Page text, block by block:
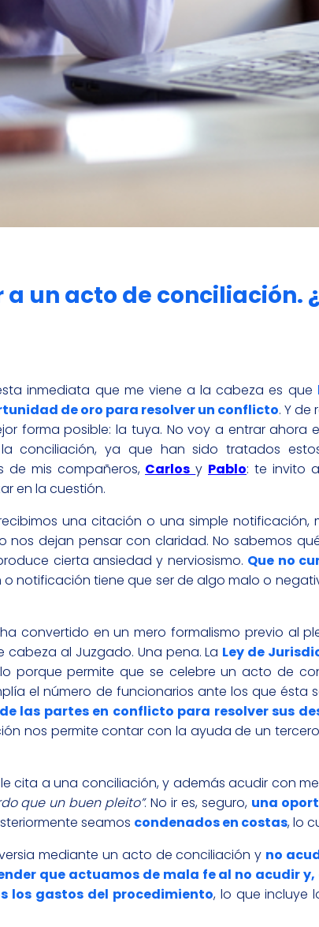
un acto de conciliación.
inmediata que me viene a la cabeza es que
de oro para resolver un conflicto. Y de
forma posible: la tuya. No voy a entrar ahora
conciliación, ya que han sido tratados
de mis compañeros, Carlos y Pablo: te invito
en la cuestión.
una citación o una simple notificación,
nos dejan pensar con claridad. No sabemos
cierta ansiedad y nerviosismo. Que no
notificación tiene que ser de algo malo o
convertido en un mero formalismo previo al
al Juzgado. Una pena. La Ley de
porque permite que se celebre un acto de
el número de funcionarios ante los que ésta
las partes en conflicto para resolver sus
nos permite contar con la ayuda de un
cita a una conciliación, y además acudir con
que un buen pleito”. No ir es, seguro, una
seamos condenados en costas, lo
mediante un acto de conciliación y no
que actuamos de mala fe al no acudir
los gastos del procedimiento, lo que incluye